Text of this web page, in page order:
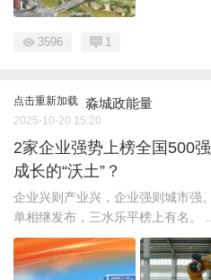
3596 1
点击重新加载 淼城政能量
2025-10-20 15:20
2家企业强势上榜全国500
成长的“沃土”？
企业兴则产业兴，企业强则城市强
单相继发布，三水乐平榜上有名。 ...